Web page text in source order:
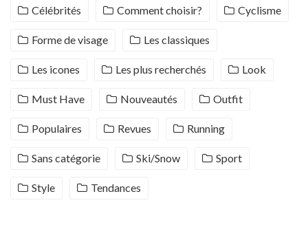
Célébrités Comment choisir? Cyclisme
Forme de visage Les classiques
Les icones Les plus recherchés Look
Must Have Nouveautés Outfit
Populaires Revues Running
Sans catégorie Ski/Snow Sport
Style Tendances